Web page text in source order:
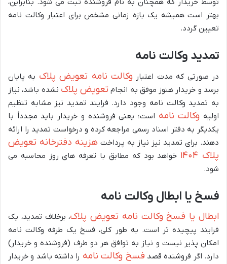
توسط خریدار که همچنان به نام فروشنده ثبت می شود. بنابراین،
بهتر است همیشه یک بازه زمانی مشخص برای اعتبار وکالت نامه
تعیین گردد.
تمدید وکالت نامه
در صورتی که مدت اعتبار وکالت نامه تعویض پلاک به پایان
برسد و خریدار هنوز موفق به انجام تعویض پلاک نشده باشد، نیاز
به تمدید وکالت نامه وجود دارد. فرایند تمدید نیز مشابه تنظیم
اولیه وکالت نامه است؛ یعنی فروشنده و خریدار باید مجدداً با
یکدیگر به دفتر اسناد رسمی مراجعه کرده و درخواست تمدید را ارائه
دهند. برای تمدید نیز نیاز به پرداخت هزینه دفترخانه تعویض
پلاک ۱۴۰۴
خواهد بود که مطابق با تعرفه های روز محاسبه می
شود.
فسخ یا ابطال وکالت نامه
ابطال یا فسخ وکالت نامه تعویض پلاک، برخلاف تمدید، یک
فرایند پیچیده تر است. به طور کلی، فسخ یک طرفه وکالت نامه
امکان پذیر نیست و نیاز به توافق هر دو طرف (فروشنده و خریدار)
دارد. اگر فروشنده قصد فسخ وکالت نامه را داشته باشد و خریدار